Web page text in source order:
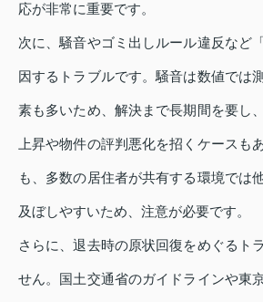
応が非常に重要です。
次に、騒音やゴミ出しルール違反など
因するトラブルです。騒音は数値では
素も多いため、解決まで長期間を要し
上昇や物件の評判悪化を招くケースも
も、多数の居住者が共有する環境では
及ぼしやすいため、注意が必要です。
さらに、退去時の原状回復をめぐるト
せん。国土交通省のガイドラインや東